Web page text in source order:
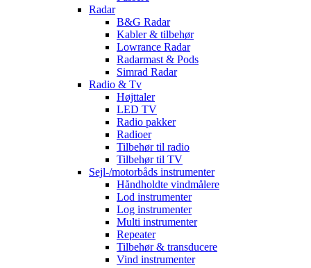
Radar
B&G Radar
Kabler & tilbehør
Lowrance Radar
Radarmast & Pods
Simrad Radar
Radio & Tv
Højttaler
LED TV
Radio pakker
Radioer
Tilbehør til radio
Tilbehør til TV
Sejl-/motorbåds instrumenter
Håndholdte vindmålere
Lod instrumenter
Log instrumenter
Multi instrumenter
Repeater
Tilbehør & transducere
Vind instrumenter